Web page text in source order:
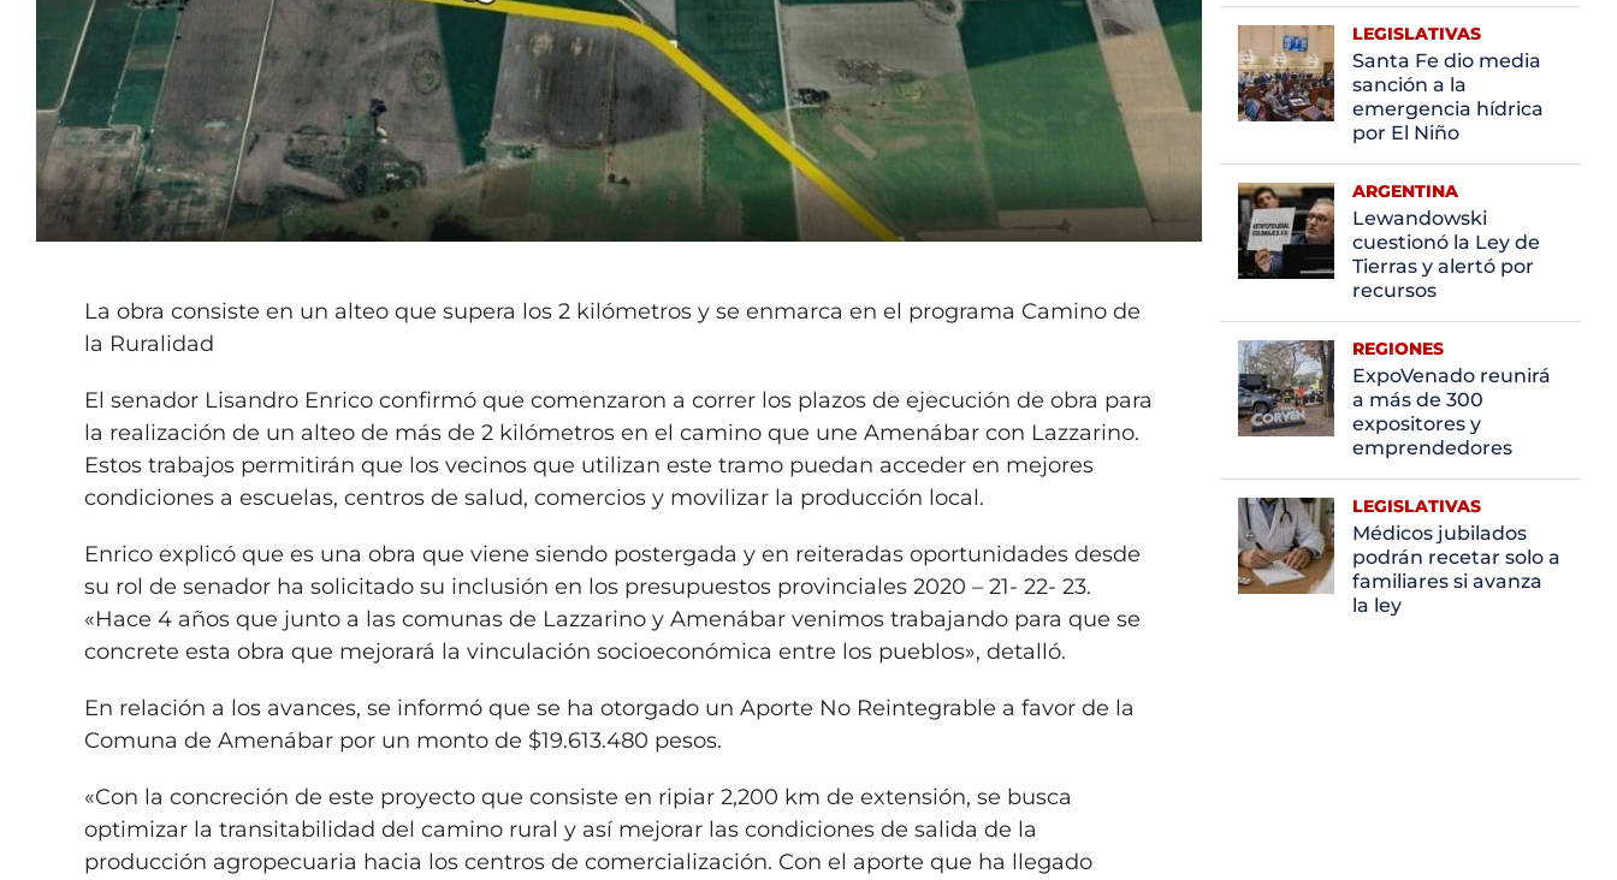
La obra consiste en un alteo que supera los 2 kilómetros y se enmarca en el programa Camino de
la Ruralidad
El senador Lisandro Enrico confirmó que comenzaron a correr los plazos de ejecución de obra para
la realización de un alteo de más de 2 kilómetros en el camino que une Amenábar con Lazzarino.
Estos trabajos permitirán que los vecinos que utilizan este tramo puedan acceder en mejores
condiciones a escuelas, centros de salud, comercios y movilizar la producción local.
Enrico explicó que es una obra que viene siendo postergada y en reiteradas oportunidades desde
su rol de senador ha solicitado su inclusión en los presupuestos provinciales 2020 – 21- 22- 23.
«Hace 4 años que junto a las comunas de Lazzarino y Amenábar venimos trabajando para que se
concrete esta obra que mejorará la vinculación socioeconómica entre los pueblos», detalló.
En relación a los avances, se informó que se ha otorgado un Aporte No Reintegrable a favor de la
Comuna de Amenábar por un monto de $19.613.480 pesos.
«Con la concreción de este proyecto que consiste en ripiar 2,200 km de extensión, se busca
optimizar la transitabilidad del camino rural y así mejorar las condiciones de salida de la
producción agropecuaria hacia los centros de comercialización. Con el aporte que ha llegado
LEGISLATIVAS
Santa Fe dio media
sanción a la
emergencia hídrica
por El Niño
ARGENTINA
Lewandowski
cuestionó la Ley de
Tierras y alertó por
recursos
REGIONES
ExpoVenado reunirá
a más de 300
expositores y
emprendedores
LEGISLATIVAS
Médicos jubilados
podrán recetar solo a
familiares si avanza
la ley